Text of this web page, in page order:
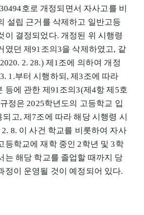
호로 개정되면서 자사고를 비
설립 근거를 삭제하고 일반고등
이 결정되었다. 개정된 위 시행령
였던 제91조의3을 삭제하였고, 같
2. 28.) 제1조에 의하여 개정
1.부터 시행하되, 제3조에 따라
등에 관한 제91조의3(제4항 제5호
정은 2025학년도의 고등학교 입
고, 제7조에 따라 해당 시행령 시
8. 이 사건 학교를 비롯하여 자사
등학교에 재학 중인 2학년 및 3학
는 해당 학교를 졸업할 때까지 당
정이 운영될 것이 예정되어 있다.